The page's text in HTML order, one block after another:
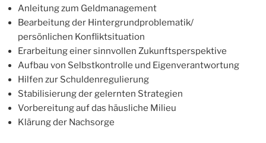
Anleitung zum Geldmanagement
Bearbeitung der Hintergrundproblematik/
persönlichen Konfliktsituation
Erarbeitung einer sinnvollen Zukunftsperspektive
Aufbau von Selbstkontrolle und Eigenverantwortung
Hilfen zur Schuldenregulierung
Stabilisierung der gelernten Strategien
Vorbereitung auf das häusliche Milieu
Klärung der Nachsorge